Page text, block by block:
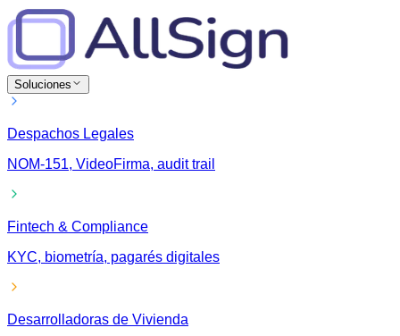
Soluciones
Despachos Legales
NOM-151, VideoFirma, audit trail
Fintech & Compliance
KYC, biometría, pagarés digitales
Desarrolladoras de Vivienda